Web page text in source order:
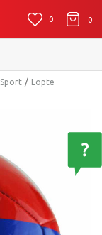
0 0
Sport
Lopte